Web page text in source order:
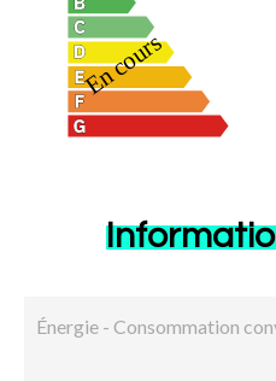
Énergie - Consommation